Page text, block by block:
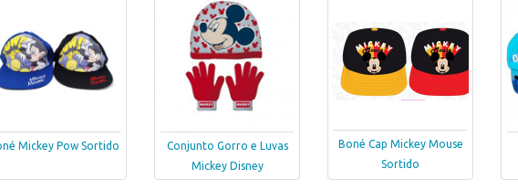
Mickey Pow Sortido
Conjunto Gorro e Luvas
Mickey Disney
Boné Cap Mickey Mouse
Sortido